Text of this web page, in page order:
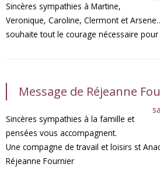
Sincères sympathies à Martine,
Veronique, Caroline, Clermont et
souhaite tout le courage nécessaire
Message de Réjeanne
Sincères sympathies à la famille et
pensées vous accompagnent.
Une compagne de travail et loisirs st
Réjeanne Fournier